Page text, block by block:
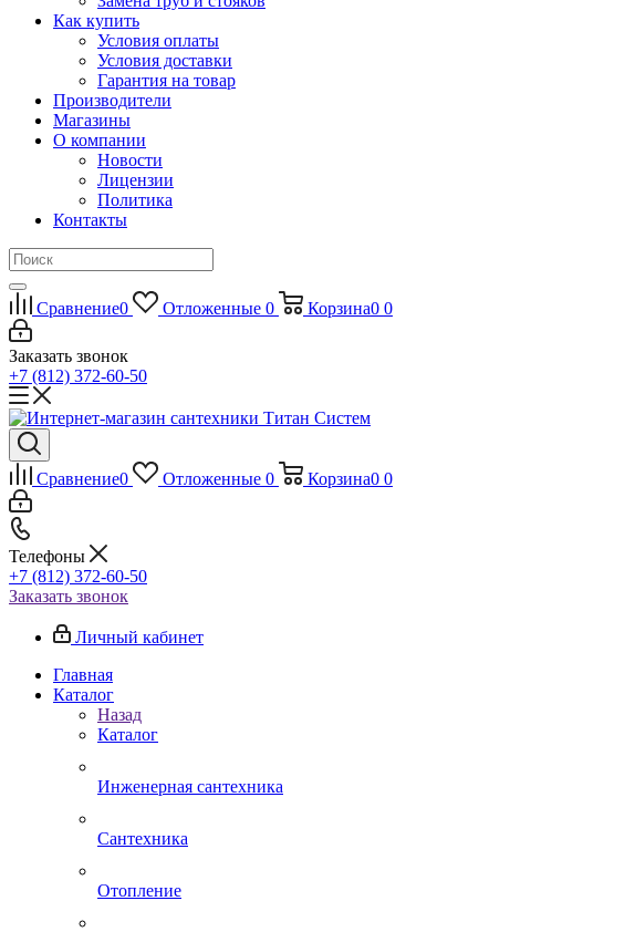
Как купить
Условия оплаты
Условия доставки
Гарантия на товар
Производители
Магазины
О компании
Новости
Лицензии
Политика
Контакты
Сравнение0 Отложенные 0 Корзина0 0
Заказать звонок
+7 (812) 372-60-50
Сравнение0 Отложенные 0 Корзина0 0
Телефоны
+7 (812) 372-60-50
Заказать звонок
Личный кабинет
Главная
Каталог
Назад
Каталог
Инженерная сантехника
Сантехника
Отопление